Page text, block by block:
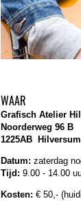
WAAR
1225AB Hilversum
Datum: zaterdag
Tijd: 9.00 - 14.00
Kosten: € 50,-